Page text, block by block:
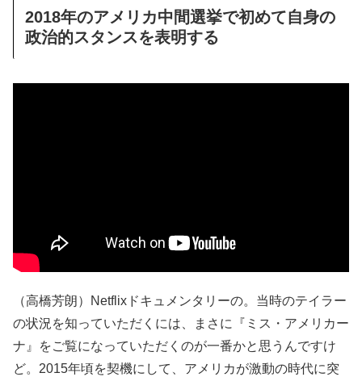
2018年のアメリカ中間選挙で初めて自身の
政治的スタンスを表明する
（高橋芳朗）Netflixドキュメンタリーの。当時のテイラー
の状況を知っていただくには、まさに『ミス・アメリカー
ナ』をご覧になっていただくのが一番かと思うんですけ
ど。2015年頃を契機にして、アメリカが激動の時代に突